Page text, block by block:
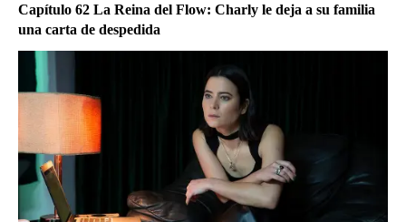
Capítulo 62 La Reina del Flow: Charly le deja a su familia
una carta de despedida